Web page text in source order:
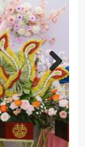
Next